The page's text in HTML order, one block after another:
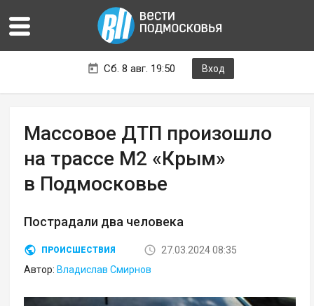
Сб. 8 авг. 19:50 Вход
Массовое ДТП произошло
на трассе М2 «Крым»
в Подмосковье
Пострадали два человека
ПРОИСШЕСТВИЯ
27.03.2024 08:35
Автор: Владислав Смирнов